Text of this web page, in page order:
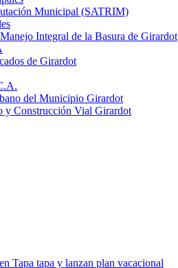
Municipal (SATRIM)
Integral de la Basura de Girardot
de Girardot
del Municipio Girardot
y Construcción Vial Girardot